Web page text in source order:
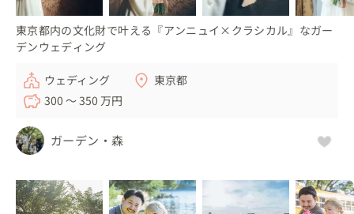
東京都内の文化財で叶える『アンニュイ×クラシカル』なガー
デンウェディング
ウェディング
東京都
300 〜 350 万円
ガーデン・森